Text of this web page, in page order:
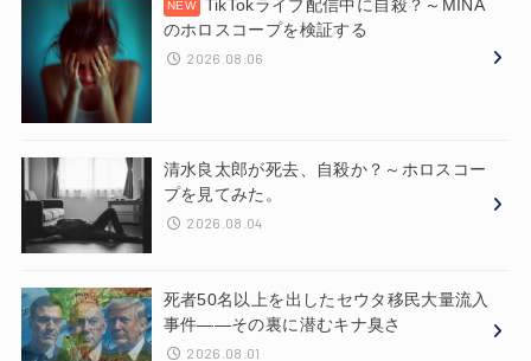
TikTokライブ配信中に自殺？～MINA
のホロスコープを検証する
2026.08.06
清水良太郎が死去、自殺か？～ホロスコー
プを見てみた。
2026.08.04
死者50名以上を出したセウタ移民大量流入
事件——その裏に潜むキナ臭さ
2026.08.01